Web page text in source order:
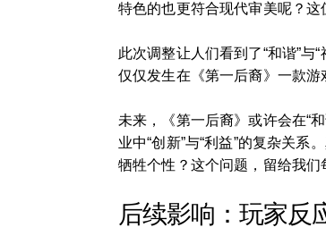
特色的也更符合现代审美呢？这
此次调整让人们看到了“和谐”
仅仅发生在《第一后裔》一款游
未来，《第一后裔》或许会在“
业中“创新”与“利益”的复杂关系
牺牲个性？这个问题，留给我们
后续影响：玩家反